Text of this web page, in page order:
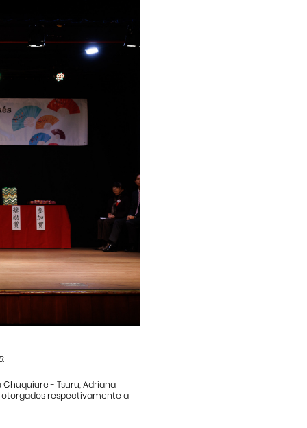
- Tsuru, Adriana
otorgados respectivamente a